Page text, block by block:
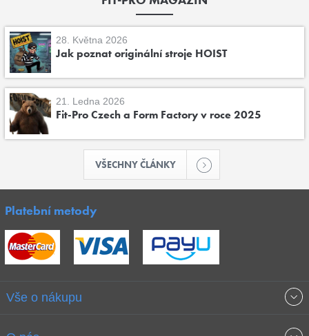
28. Května 2026
Jak poznat originální stroje HOIST
21. Ledna 2026
Fit-Pro Czech a Form Factory v roce 2025
VŠECHNY ČLÁNKY
Platební metody
Vše o nákupu
Obchodní podmínky